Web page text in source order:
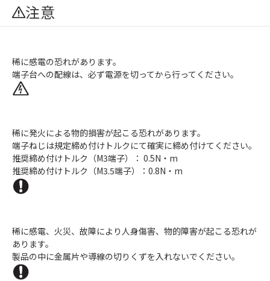
注意
稀に感電の恐れがあります。
端子台への配線は、必ず電源を切ってから行ってください。
稀に発火による物的損害が起こる恐れがあります。
端子ねじは規定締め付けトルクにて確実に締め付けてください。
推奨締め付けトルク（M3端子）： 0.5N・m
推奨締め付けトルク（M3.5端子）：0.8N・m
稀に感電、火災、故障により人身傷害、物的障害が起こる恐れが
あります。
製品の中に金属片や導線の切りくずを入れないでください。